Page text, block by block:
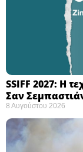
SSIFF 2027: Η
Σαν
8 Αυγούστου 2026